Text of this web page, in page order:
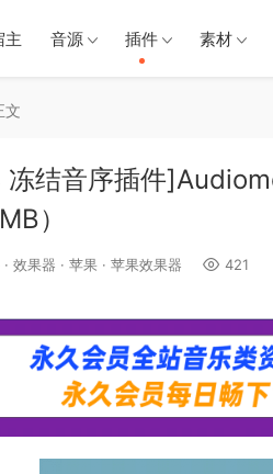
主 音源 插件 素材
文
冻结音序插件
）
· 效果器 · 苹果 · 苹果效果器 421